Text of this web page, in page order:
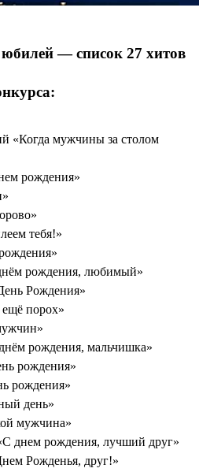
— список 27 хитов
«Когда мужчины за столом
рождения»
тебя!»
рождения, любимый»
Рождения»
порох»
рождения, мальчишка»
рождения»
рождения»
день»
мужчина»
днем рождения, лучший друг»
Рожденья, друг!»